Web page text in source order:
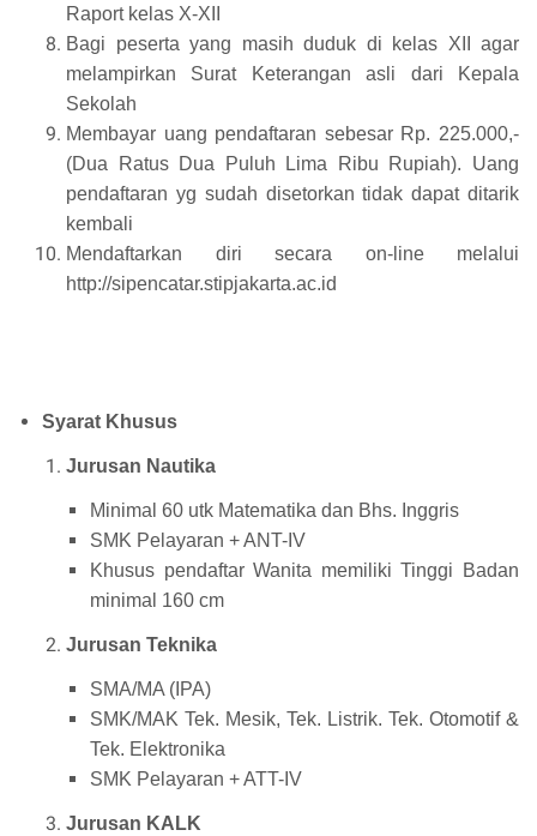
Raport kelas X-XII
Bagi peserta yang masih duduk di kelas XII agar
melampirkan Surat Keterangan asli dari Kepala
Sekolah
Membayar uang pendaftaran sebesar Rp. 225.000,-
(Dua Ratus Dua Puluh Lima Ribu Rupiah). Uang
pendaftaran yg sudah disetorkan tidak dapat ditarik
kembali
Mendaftarkan diri secara on-line melalui
http://sipencatar.stipjakarta.ac.id
Syarat Khusus
Jurusan Nautika
Minimal 60 utk Matematika dan Bhs. Inggris
SMK Pelayaran + ANT-IV
Khusus pendaftar Wanita memiliki Tinggi Badan
minimal 160 cm
Jurusan Teknika
SMA/MA (IPA)
SMK/MAK Tek. Mesik, Tek. Listrik. Tek. Otomotif &
Tek. Elektronika
SMK Pelayaran + ATT-IV
Jurusan KALK